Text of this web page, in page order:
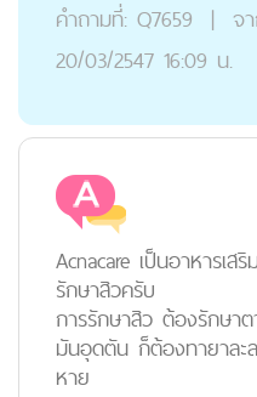
คำถามที่: Q7659 | จ
20/03/2547 16:09 น.
Acnacare เป็นอาหารเ
รักษาสิวครับ
การรักษาสิว ต้องรักษา
มันอุดตัน ก็ต้องทายาละ
หาย